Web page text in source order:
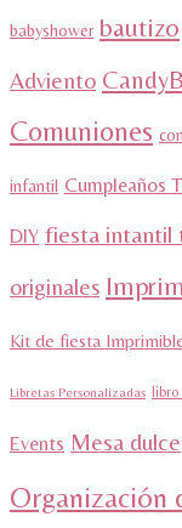
babyshower bautizo
Adviento
Comuniones
infantil Cumpleaños
DIY fiesta intantil
originales
Kit de fiesta
Libretas Personalizadas
Events Mesa dulce
Organización